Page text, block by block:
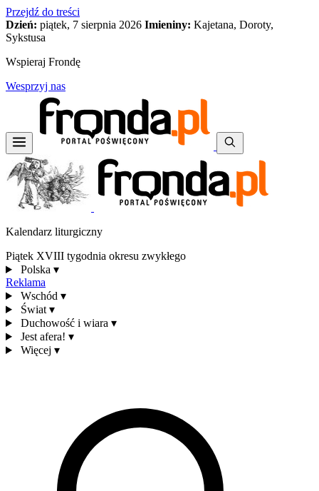
Przejdź do treści
Dzień: piątek, 7 sierpnia 2026 Imieniny: Kajetana, Doroty,
Sykstusa
Wspieraj Frondę
Wesprzyj nas
Kalendarz liturgiczny
Piątek XVIII tygodnia okresu zwykłego
Polska ▾
Reklama
Wschód ▾
Świat ▾
Duchowość i wiara ▾
Jest afera! ▾
Więcej ▾